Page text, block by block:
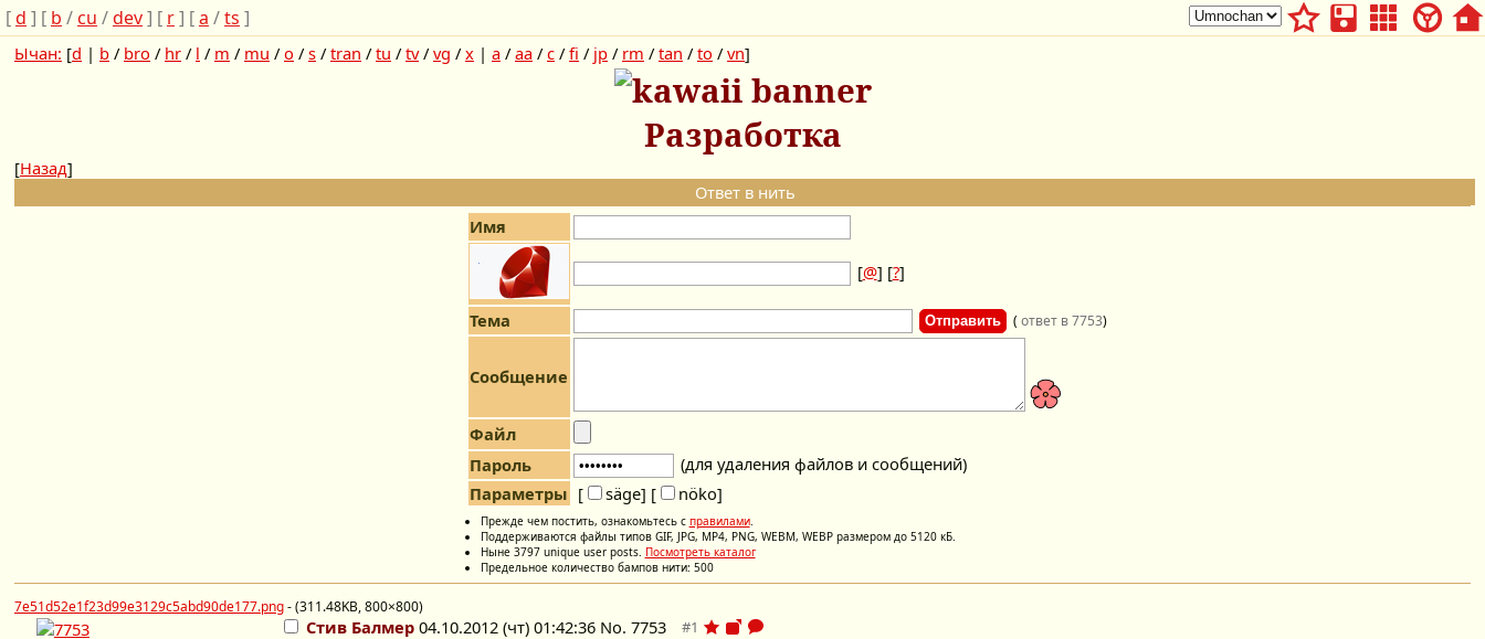
[d ] [ b /cu /dev] [ r] [a /ts ]
Ычан: [d | b / bro / hr / l / m / mu /o /s /tran /tu /tv/vg /x | a /aa /c /fi / jp / rm /tan /to /vn]
Разработка
[Назад]
Ответ в нить
Имя
[@] [?]
Тема ( ответ в 7753)
Сообщение
Файл
Пароль
(для удаления файлов и сообщений)
Параметры [ säge] [ nöko]
Прежде чем постить, ознакомьтесь с правилами.
Поддерживаются файлы типов GIF, JPG, MP4, PNG, WEBM, WEBP размером до 5120 кБ.
Ныне 3797 unique user posts. Посмотреть каталог
Предельное количество бампов нити: 500
7e51d52e1f23d99e3129c5abd90de177.png- (311.48KB, 800×800)
Стив Балмер 04.10.2012 (чт) 01:42:36 No. 7753